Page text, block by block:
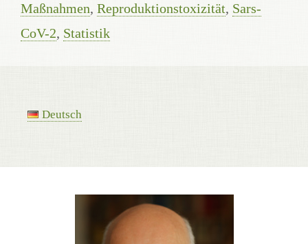
Maßnahmen, Reproduktionstoxizität, Sars-
CoV-2, Statistik
Deutsch